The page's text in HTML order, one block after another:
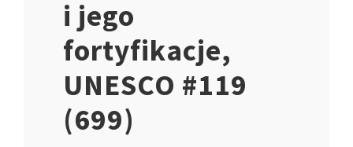
i jego
fortyfikacje,
UNESCO #119
(699)